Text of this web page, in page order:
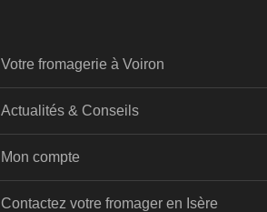
Votre fromagerie à Voiron
Actualités & Conseils
Mon compte
Contactez votre fromager en Isère